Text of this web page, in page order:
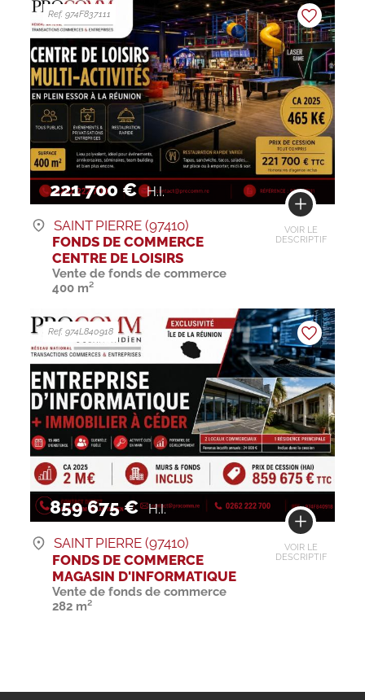
221 700 € H.I.
VOIR LE
DESCRIPTIF
Ref. 974F837111
SAINT PIERRE (97410)
FONDS DE COMMERCE
CENTRE DE LOISIRS
Vente de fonds de commerce
400 m²
859 675 € H.I.
VOIR LE
DESCRIPTIF
Ref. 974L840918
SAINT PIERRE (97410)
FONDS DE COMMERCE
MAGASIN D'INFORMATIQUE
Vente de fonds de commerce
282 m²